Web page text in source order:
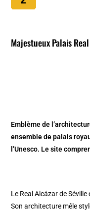
Majestueux Palais
Emblème de
ensemble de palais
l’Unesco. Le site
Le Real Alcázar de
Son architecture mêle